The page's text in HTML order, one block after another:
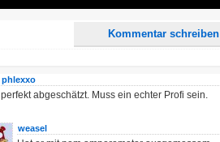
Kommentar schreiben
phlexxo
perfekt abgeschätzt. Muss ein echter Profi sein.
weasel